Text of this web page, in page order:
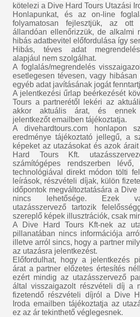
kötelezi a Dive Hard Tours Utazási
Honlapunkat, és az on-line
folyamatosan fejlesztjük, az ott
állandóan ellenőrizzük, de alkalmi
hibás adatbevitel előfordulása így
Hibás, téves adat
alapjául nem szolgálhat.
A foglalás/megrendelés
esetlegesen tévesen, vagy hibásan
egyéb adat javításának jogát
A jelentkezési űrlap beérkezését
Tours a partnerétől lekéri az
akkor aktuális árat, és ennek
jelentkezőt emailben tájékoztatja.
A divehardtours.com honlapon
eredménye tájékoztató jellegű, a
képeket az utazásokat és azok
Hard Tours Kft.
számítógépes rendszerben lévő,
technológiával direkt módon tölti
leírások, részvételi díjak, külön
időpontok megváltoztatására a Dive
nincs lehetősége. Ezek
utazásszervező tartozik
szereplő képek illusztrációk, csak
A Dive Hard Tours Kft-nek az
pillanatában nincs információja
illetve arról sincs, hogy a partner
az utazásra jelentkezést.
Előfordulhat, hogy a jelentkezés
árat a partner előzetes értesítés
ezért mindig az utazásszervező
által visszaigazolt részvételi díj a
fizetendő részvételi díjról a Dive
Iroda emailben tájékoztatja az
ez az ár tekinthető véglegesnek.